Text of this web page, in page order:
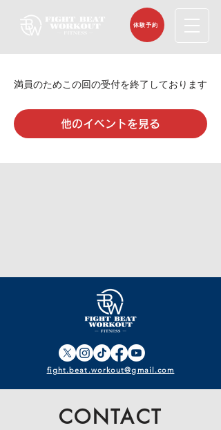
体験予約
満員のためこの回の受付を終了しております
他のイベントを見る
fight.beat.workout@gmail.com
CONTACT